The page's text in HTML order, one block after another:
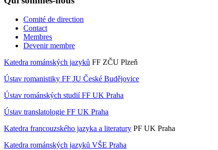
Comité de direction
Contact
Membres
Devenir membre
Katedra románských jazyků FF ZČU Plzeň
Ústav romanistiky FF JU České Budějovice
Ústav románských studií FF UK Praha
Ústav translatologie FF UK Praha
Katedra francouzského jazyka a literatury PF UK Praha
Katedra románských jazyků VŠE Praha